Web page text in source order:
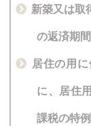
新築又は取
の返済期
居住の用
に、居住
課税の特